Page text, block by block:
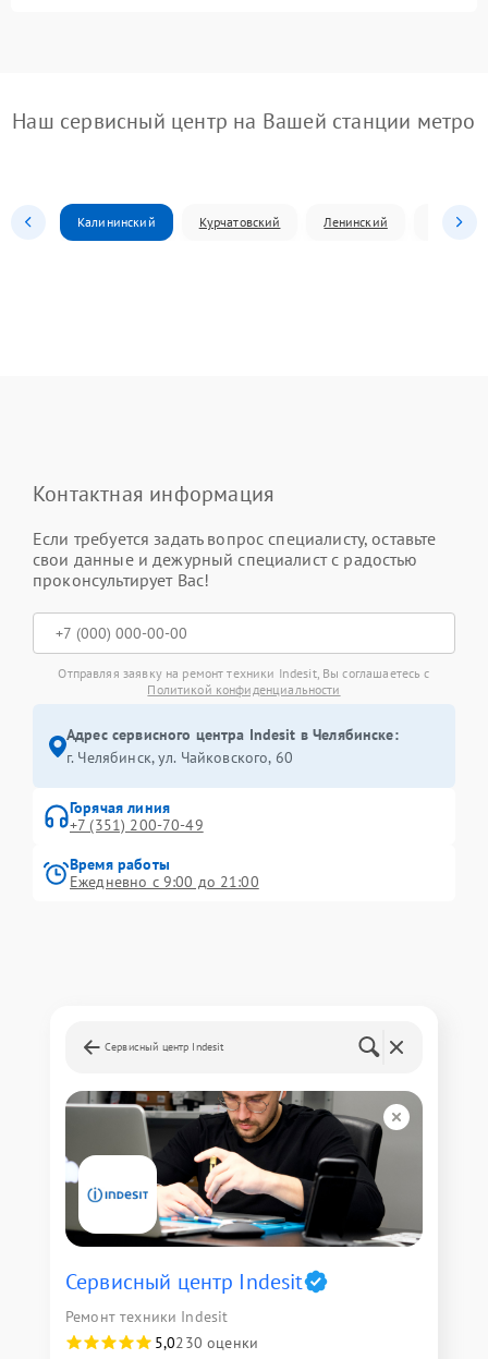
Наш сервисный центр на Вашей станции метро
Калининский Курчатовский Ленинский
Контактная информация
Если требуется задать вопрос специалисту, оставьте
свои данные и дежурный специалист с радостью
проконсультирует Вас!
Отправляя заявку на ремонт техники Indesit, Вы соглашаетесь с
Политикой конфиденциальности
Адрес сервисного центра Indesit в Челябинске:
г. Челябинск, ул. Чайковского, 60
Горячая линия
+7 (351) 200-70-49
Время работы
Ежедневно с 9:00 до 21:00
Сервисный центр Indesit
Сервисный центр Indesit
Ремонт техники Indesit
5,0230 оценки